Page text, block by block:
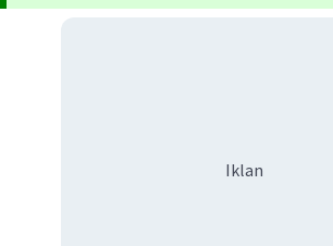
Iklan